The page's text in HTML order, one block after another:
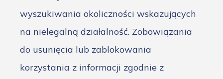
wyszukiwania okoliczności wskazujących
na nielegalną działalność. Zobowiązania
do usunięcia lub zablokowania
korzystania z informacji zgodnie z